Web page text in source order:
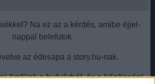
Na ez az a kérdés, amibe éjjel-
nappal belefutok
az édesapa a story.hu-nak.
ömlünk a bulvárból, és a közösségi